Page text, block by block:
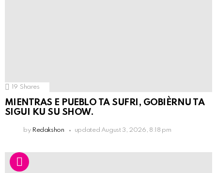
19 Shares
MIENTRAS E PUEBLO TA SUFRI, GOBIÈRNU TA
SIGUI KU SU SHOW.
by Redakshon updated August 3, 2026, 8:18 pm